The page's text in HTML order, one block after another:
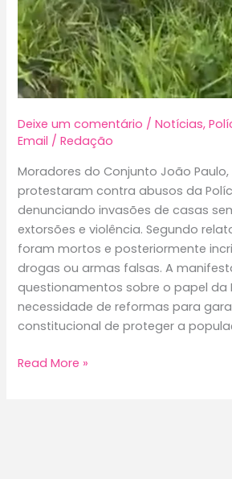
Deixe um comentário /Notícias,
Email /Redação
Moradores do Conjunto João
protestaram contra abusos da
denunciando invasões de casas
extorsões e violência. Segundo
foram mortos e posteriormente
drogas ou armas falsas. A
questionamentos sobre o papel da
necessidade de reformas para
constitucional de proteger a
Moradores
Read More »